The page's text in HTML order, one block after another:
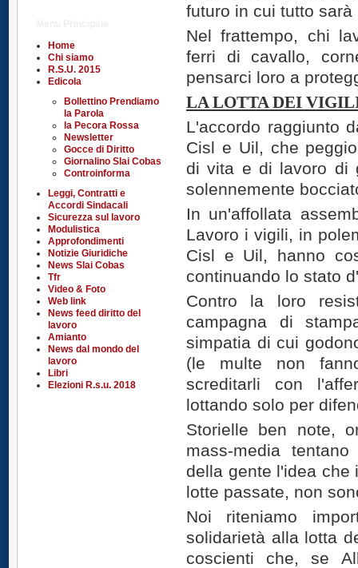
Home
Chi siamo
R.S.U. 2015
Edicola
Bollettino Prendiamo
la Parola
la Pecora Rossa
Newsletter
Gocce di Diritto
Giornalino Slai Cobas
Controinforma
Leggi, Contratti e
Accordi Sindacali
Sicurezza sul lavoro
Modulistica
Approfondimenti
Notizie Giuridiche
News Slai Cobas
Tfr
Video & Foto
Web link
News feed diritto del
lavoro
Amianto
News dal mondo del
lavoro
Libri
Elezioni R.s.u. 2018
futuro in cui tutto
Nel frattempo, chi
ferri di cavallo,
pensarci loro a
LA LOTTA DEI
L'accordo raggiunto
Cisl e Uil, che
di vita e di lavoro di
solennemente
In un'affollata
Lavoro i vigili, in
Cisl e Uil, hanno
continuando lo stato
Contro la loro
campagna di
simpatia di cui
(le multe non
screditarli con
lottando solo per
Storielle ben note,
mass-media
della gente l'idea che
lotte passate, non
Noi riteniamo
solidarietà alla lotta
coscienti che, se